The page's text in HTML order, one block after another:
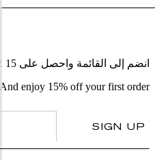
انضم إلى القائمة واحصل على 15 ٪ من طلبك الأول
And enjoy 15% off your first order.
SIGN UP